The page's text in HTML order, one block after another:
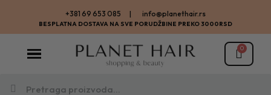
BESPLATNA DOSTAVA NA SVE PORUDŽBINE PREKO 3000RSD
+381 69 653 085 | info@planethair.rs